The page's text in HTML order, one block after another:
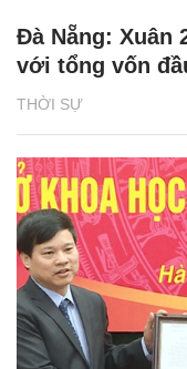
THỜI SỰ
Đà Nẵng: Xuân
với tổng vốn